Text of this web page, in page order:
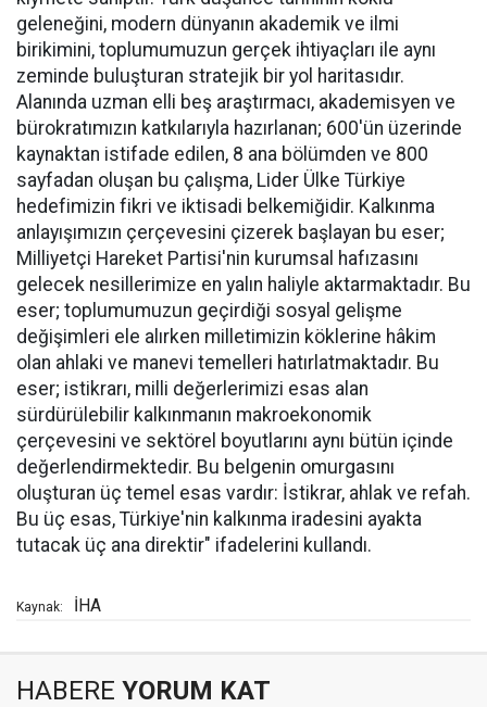
geleneğini, modern dünyanın akademik ve ilmi
birikimini, toplumumuzun gerçek ihtiyaçları ile aynı
zeminde buluşturan stratejik bir yol haritasıdır.
Alanında uzman elli beş araştırmacı, akademisyen ve
bürokratımızın katkılarıyla hazırlanan; 600'ün üzerinde
kaynaktan istifade edilen, 8 ana bölümden ve 800
sayfadan oluşan bu çalışma, Lider Ülke Türkiye
hedefimizin fikri ve iktisadi belkemiğidir. Kalkınma
anlayışımızın çerçevesini çizerek başlayan bu eser;
Milliyetçi Hareket Partisi'nin kurumsal hafızasını
gelecek nesillerimize en yalın haliyle aktarmaktadır. Bu
eser; toplumumuzun geçirdiği sosyal gelişme
değişimleri ele alırken milletimizin köklerine hâkim
olan ahlaki ve manevi temelleri hatırlatmaktadır. Bu
eser; istikrarı, milli değerlerimizi esas alan
sürdürülebilir kalkınmanın makroekonomik
çerçevesini ve sektörel boyutlarını aynı bütün içinde
değerlendirmektedir. Bu belgenin omurgasını
oluşturan üç temel esas vardır: İstikrar, ahlak ve refah.
Bu üç esas, Türkiye'nin kalkınma iradesini ayakta
tutacak üç ana direktir" ifadelerini kullandı.
Kaynak: İHA
HABERE YORUM KAT